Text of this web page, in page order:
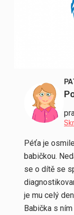
Péťa je
babičkou.
se o dítě se
je mu celý
Babička s